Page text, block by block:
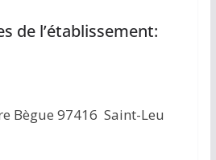
de l’établissement:
Bègue 97416 Saint-Leu